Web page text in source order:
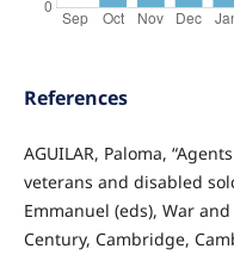
References
AGUILAR, Paloma,
veterans and disabled
Emmanuel (eds), War
Century, Cambridge,